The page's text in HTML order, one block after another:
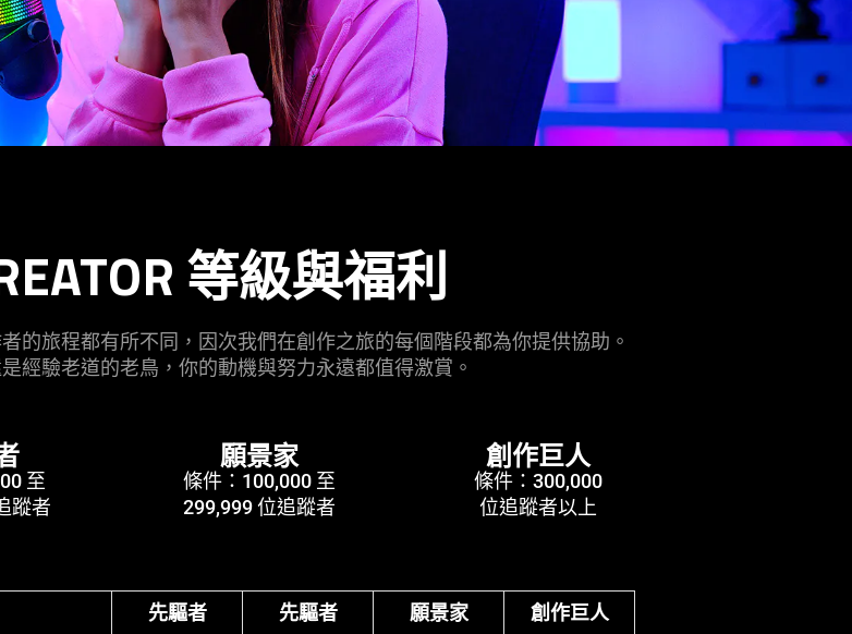
等級與福利
的旅程都有所不同，因次我們在創作之旅的每個階段都為你提供協助。
經驗老道的老鳥，你的動機與努力永遠都值得激賞 。
至
蹤者
願景家
條件：100,000 至
299,999 位追蹤者
創作巨人
條件：300,000
位追蹤者以上
先驅者 先驅者 願景家 創作巨人